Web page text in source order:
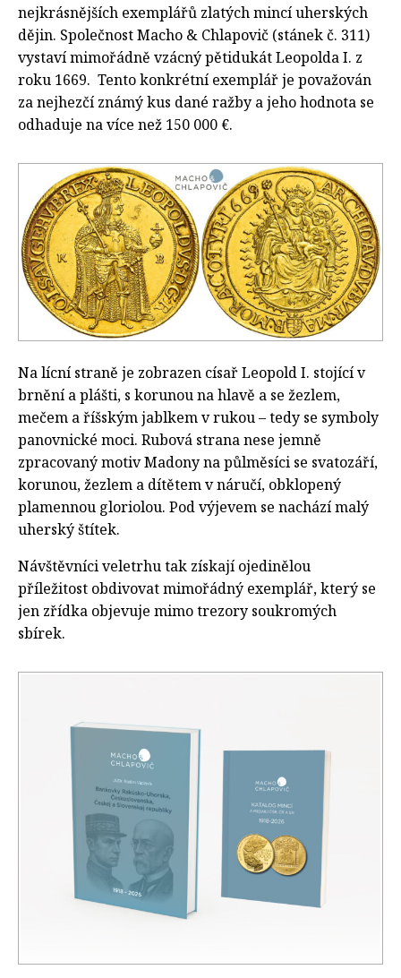
nejkrásnějších exemplářů zlatých mincí uherských
dějin. Společnost Macho & Chlapovič (stánek č. 311)
vystaví mimořádně vzácný pětidukát Leopolda I. z
roku 1669. Tento konkrétní exemplář je považován
za nejhezčí známý kus dané ražby a jeho hodnota se
odhaduje na více než 150 000 €.
Na lícní straně je zobrazen císař Leopold I. stojící v
brnění a plášti, s korunou na hlavě a se žezlem,
mečem a říšským jablkem v rukou – tedy se symboly
panovnické moci. Rubová strana nese jemně
zpracovaný motiv Madony na půlměsíci se svatozáří,
korunou, žezlem a dítětem v náručí, obklopený
plamennou gloriolou. Pod výjevem se nachází malý
uherský štítek.
Návštěvníci veletrhu tak získají ojedinělou
příležitost obdivovat mimořádný exemplář, který se
jen zřídka objevuje mimo trezory soukromých
sbírek.